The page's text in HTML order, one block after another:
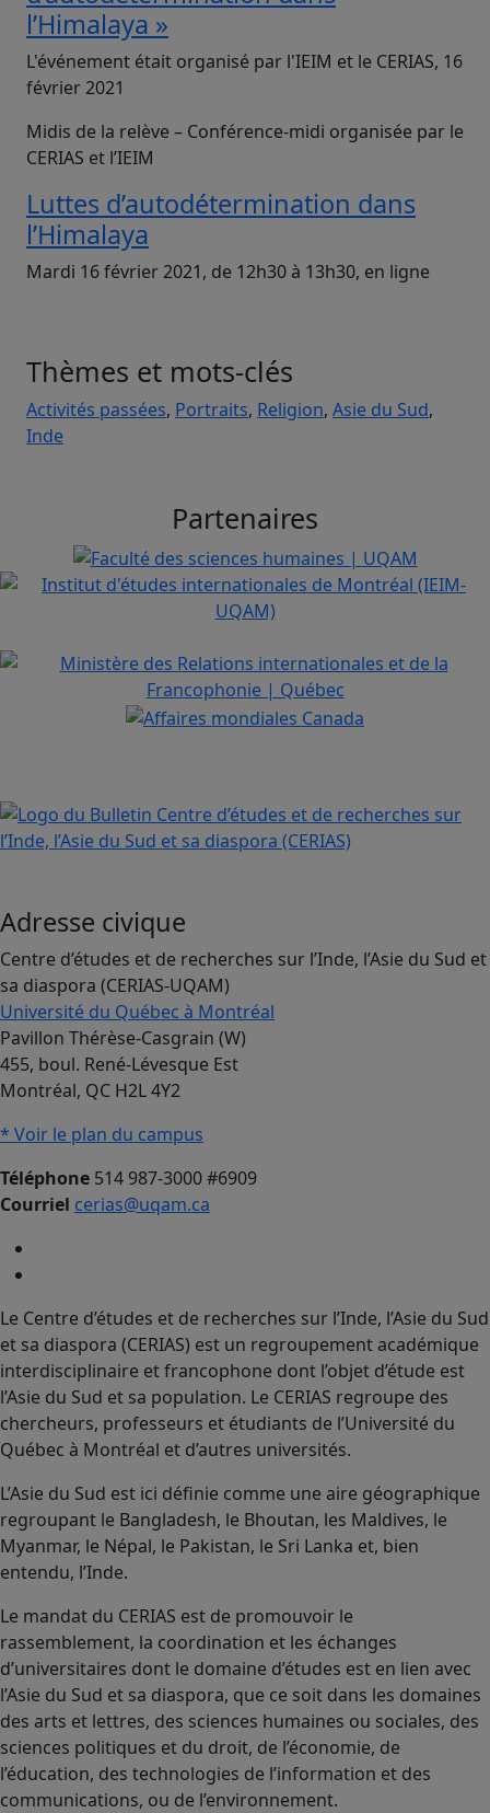
l’Himalaya »
L'événement était organisé par l'IEIM et le CERIAS, 16
février 2021
Midis de la relève – Conférence-midi organisée par le
CERIAS et l’IEIM
Luttes d’autodétermination dans
l’Himalaya
Mardi 16 février 2021, de 12h30 à 13h30, en ligne
Thèmes et mots-clés
Activités passées, Portraits, Religion, Asie du Sud,
Inde
Partenaires
Adresse civique
Centre d’études et de recherches sur l’Inde, l’Asie du Sud et
sa diaspora (CERIAS-UQAM)
Université du Québec à Montréal
Pavillon Thérèse-Casgrain (W)
455, boul. René-Lévesque Est
Montréal, QC H2L 4Y2
* Voir le plan du campus
Téléphone 514 987-3000 #6909
Courriel cerias@uqam.ca
Le Centre d’études et de recherches sur l’Inde, l’Asie du Sud
et sa diaspora (CERIAS) est un regroupement académique
interdisciplinaire et francophone dont l’objet d’étude est
l’Asie du Sud et sa population. Le CERIAS regroupe des
chercheurs, professeurs et étudiants de l’Université du
Québec à Montréal et d’autres universités.
L’Asie du Sud est ici définie comme une aire géographique
regroupant le Bangladesh, le Bhoutan, les Maldives, le
Myanmar, le Népal, le Pakistan, le Sri Lanka et, bien
entendu, l’Inde.
Le mandat du CERIAS est de promouvoir le
rassemblement, la coordination et les échanges
d’universitaires dont le domaine d’études est en lien avec
l’Asie du Sud et sa diaspora, que ce soit dans les domaines
des arts et lettres, des sciences humaines ou sociales, des
sciences politiques et du droit, de l’économie, de
l’éducation, des technologies de l’information et des
communications, ou de l’environnement.